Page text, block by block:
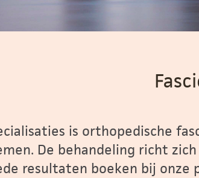
is orthopedische
De behandeling richt
resultaten boeken bij